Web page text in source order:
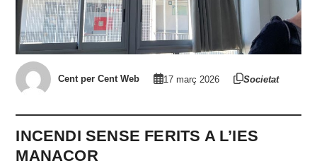
Cent per Cent Web 17 març 2026 Societat
INCENDI SENSE FERITS A L’IES
MANACOR